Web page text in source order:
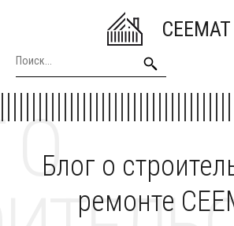
CEEMAT
Блог о
ремонте
О